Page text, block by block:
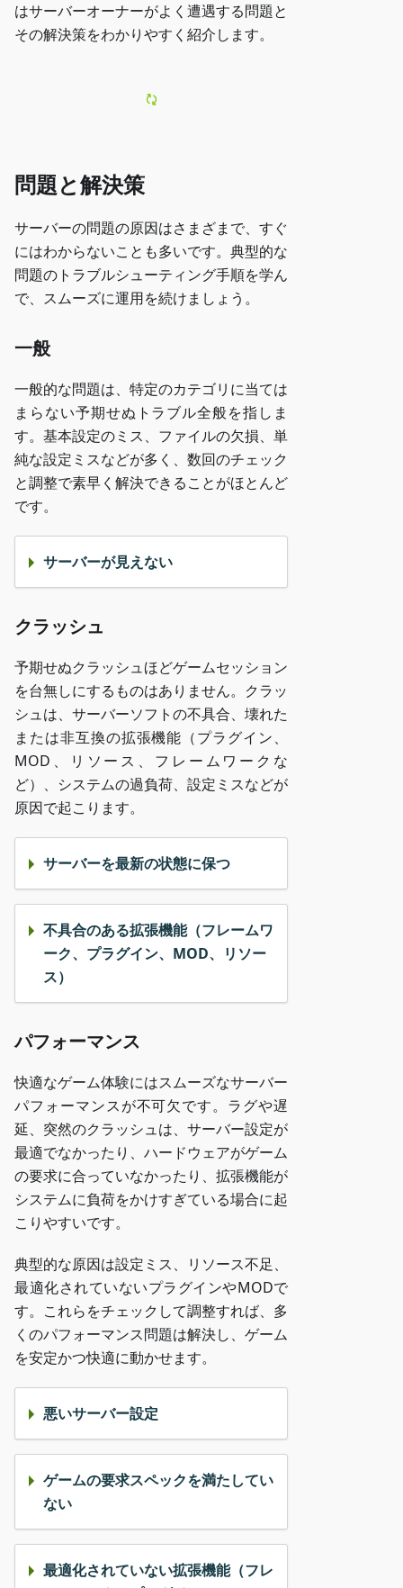
はサーバーオーナーがよく遭遇する問題と
その解決策をわかりやすく紹介します。
問題と解決策
サーバーの問題の原因はさまざまで、すぐ
にはわからないことも多いです。典型的な
問題のトラブルシューティング手順を学ん
で、スムーズに運用を続けましょう。
一般
一般的な問題は、特定のカテゴリに当ては
まらない予期せぬトラブル全般を指しま
す。基本設定のミス、ファイルの欠損、単
純な設定ミスなどが多く、数回のチェック
と調整で素早く解決できることがほとんど
です。
サーバーが見えない
クラッシュ
予期せぬクラッシュほどゲームセッション
を台無しにするものはありません。クラッ
シュは、サーバーソフトの不具合、壊れた
または非互換の拡張機能（プラグイン、
MOD、リソース、フレームワークな
ど）、システムの過負荷、設定ミスなどが
原因で起こります。
サーバーを最新の状態に保つ
不具合のある拡張機能（フレームワ
ーク、プラグイン、MOD、リソー
ス）
パフォーマンス
快適なゲーム体験にはスムーズなサーバー
パフォーマンスが不可欠です。ラグや遅
延、突然のクラッシュは、サーバー設定が
最適でなかったり、ハードウェアがゲーム
の要求に合っていなかったり、拡張機能が
システムに負荷をかけすぎている場合に起
こりやすいです。
典型的な原因は設定ミス、リソース不足、
最適化されていないプラグインやMODで
す。これらをチェックして調整すれば、多
くのパフォーマンス問題は解決し、ゲーム
を安定かつ快適に動かせます。
悪いサーバー設定
ゲームの要求スペックを満たしてい
ない
最適化されていない拡張機能（フレ